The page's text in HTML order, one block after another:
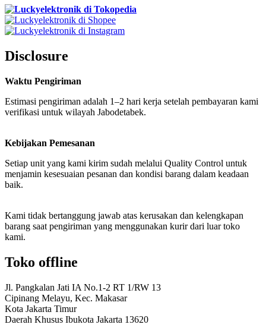
Disclosure
Waktu Pengiriman
Estimasi pengiriman adalah 1–2 hari kerja setelah pembayaran kami
verifikasi untuk wilayah Jabodetabek.
Kebijakan Pemesanan
Setiap unit yang kami kirim sudah melalui Quality Control untuk
menjamin kesesuaian pesanan dan kondisi barang dalam keadaan
baik.
Kami tidak bertanggung jawab atas kerusakan dan kelengkapan
barang saat pengiriman yang menggunakan kurir dari luar toko
kami.
Toko offline
Jl. Pangkalan Jati IA No.1-2 RT 1/RW 13
Cipinang Melayu, Kec. Makasar
Kota Jakarta Timur
Daerah Khusus Ibukota Jakarta 13620